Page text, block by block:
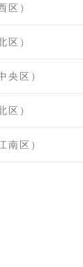
区）
区）
央区）
区）
南区）